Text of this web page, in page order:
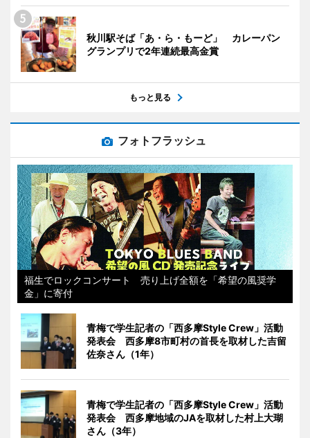
秋川駅そば「あ・ら・もーど」 カレーパン
グランプリで2年連続最高金賞
もっと見る
フォトフラッシュ
福生でロックコンサート 売り上げ全額を「希望の風奨学
金」に寄付
青梅で学生記者の「西多摩Style Crew」活動
発表会 西多摩8市町村の首長を取材した吉留
佐奈さん（1年）
青梅で学生記者の「西多摩Style Crew」活動
発表会 西多摩地域のJAを取材した村上大瑚
さん（3年）